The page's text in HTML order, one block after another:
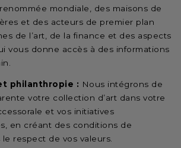
mondiale, des maisons de
et des acteurs de premier plan
de l’art, de la finance et des aspects
vous donne accès à des informations
philanthropie : Nous intégrons de
votre collection d’art dans votre
et vos initiatives
en créant des conditions de
respect de vos valeurs.